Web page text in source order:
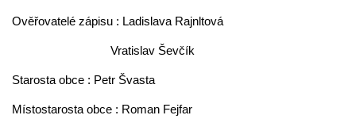
Ověřovatelé zápisu : Ladislava Rajnltová
Vratislav Ševčík
Starosta obce : Petr Švasta
Místostarosta obce : Roman Fejfar